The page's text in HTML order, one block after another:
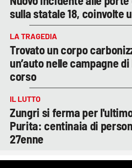
sulla statale 18, coinvolte
LA TRAGEDIA
Trovato un corpo
un’auto nelle campagne
corso
IL LUTTO
Zungri si ferma per
Purita: centinaia di
27enne